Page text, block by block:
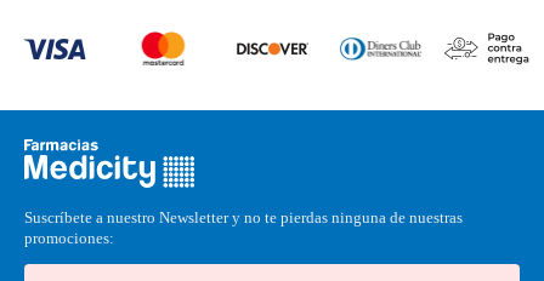
Suscríbete a nuestro Newsletter y no te pierdas ninguna de nuestras
promociones: